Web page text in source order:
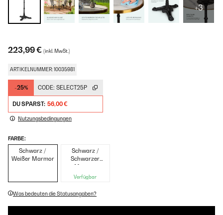
+3
223,99 € (inkl. MwSt.)
ARTIKELNUMMER: 10035981
-25% CODE: SELECT25P
DU SPARST: 56,00 €
Nutzungsbedingungen
FARBE:
Schwarz /
Weißer Marmor
Schwarz /
Schwarzer
Marmor
Verfügbar
Was bedeuten die Statusangaben?